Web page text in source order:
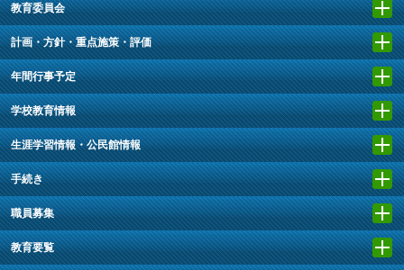
教育委員会
計画・方針・重点施策・評価
年間行事予定
学校教育情報
生涯学習情報・公民館情報
手続き
職員募集
教育要覧